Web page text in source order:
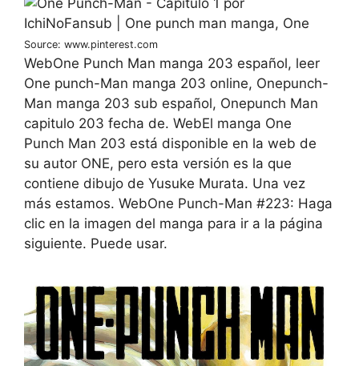
Source: www.pinterest.com
WebOne Punch Man manga 203 español, leer
One punch-Man manga 203 online, Onepunch-
Man manga 203 sub español, Onepunch Man
capitulo 203 fecha de. WebEl manga One
Punch Man 203 está disponible en la web de
su autor ONE, pero esta versión es la que
contiene dibujo de Yusuke Murata. Una vez
más estamos. WebOne Punch-Man #223: Haga
clic en la imagen del manga para ir a la página
siguiente. Puede usar.